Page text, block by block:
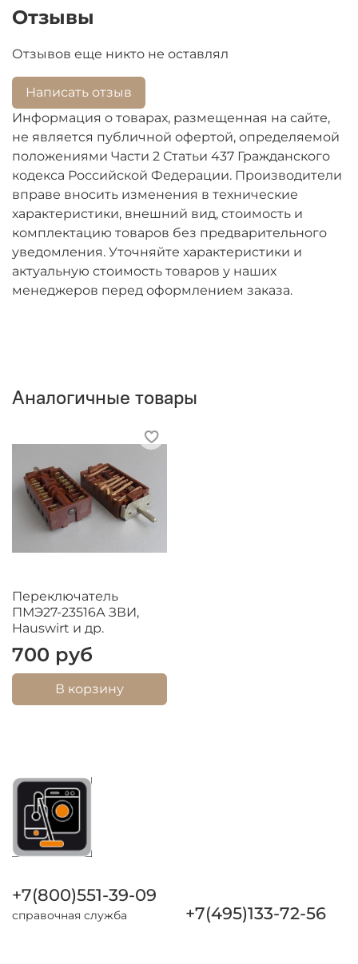
Отзывы
Отзывов еще никто не оставлял
Написать отзыв
Информация о товарах, размещенная на сайте,
не является публичной офертой, определяемой
положениями Части 2 Статьи 437 Гражданского
кодекса Российской Федерации. Производители
вправе вносить изменения в технические
характеристики, внешний вид, стоимость и
комплектацию товаров без предварительного
уведомления. Уточняйте характеристики и
актуальную стоимость товаров у наших
менеджеров перед оформлением заказа.
Аналогичные товары
Переключатель
ПМЭ27-23516А ЗВИ,
Hauswirt и др.
700 руб
В корзину
+7(800)551-39-09
справочная служба +7(495)133-72-56